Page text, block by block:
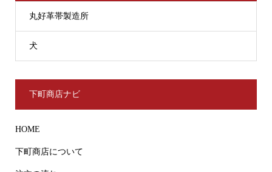
丸好革帯製造所
犬
下町商店ナビ
HOME
下町商店について